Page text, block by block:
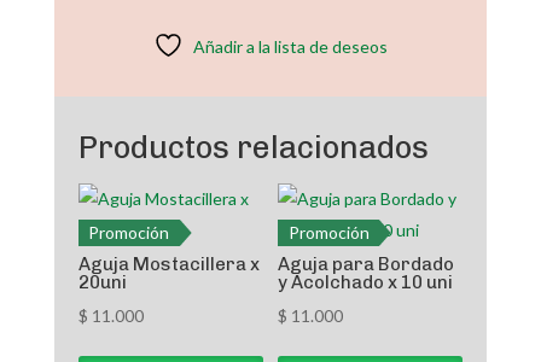
Añadir a la lista de deseos
Productos relacionados
Promoción
Aguja Mostacillera x
20uni
$ 11.000
Promoción
Aguja para Bordado
y Acolchado x 10 uni
$ 11.000